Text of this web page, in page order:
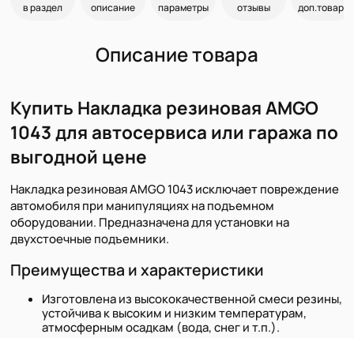
в раздел описание параметры отзывы доп.товары
Описание товара
Купить Накладка резиновая AMGO
1043 для автосервиса или гаража по
выгодной цене
Накладка резиновая AMGO 1043 исключает повреждение
автомобиля при манипуляциях на подъемном
оборудовании. Предназначена для установки на
двухстоечные подъемники.
Преимущества и характеристики
Изготовлена из высококачественной смеси резины,
устойчива к высоким и низким температурам,
атмосферным осадкам (вода, снег и т.п.).